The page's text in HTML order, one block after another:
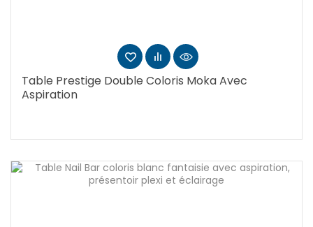
Table Prestige Double Coloris Moka Avec
Aspiration